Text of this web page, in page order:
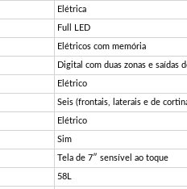
Elétrica
Full LED
Elétricos com memória
Digital com duas zonas e saídas
Elétrico
Seis (frontais, laterais e de
Elétrico
Sim
Tela de 7″ sensível ao toque
58L